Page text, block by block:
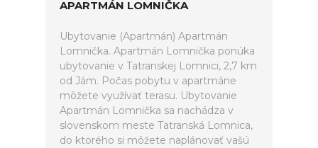
APARTMÁN LOMNIČKA
Ubytovanie (Apartmán) Apartmán
Lomnička. Apartmán Lomnička ponúka
ubytovanie v Tatranskej Lomnici, 2,7 km
od Jám. Počas pobytu v apartmáne
môžete využívať terasu. Ubytovanie
Apartmán Lomnička sa nachádza v
slovenskom meste Tatranská Lomnica,
do ktorého si môžete naplánovať vašú